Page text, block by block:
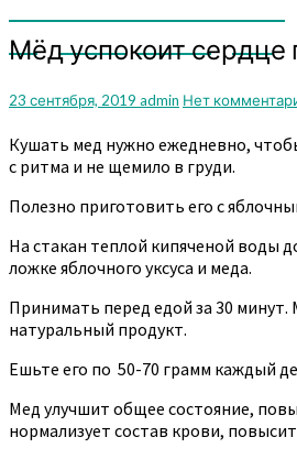
подсказку. Заходите
Мёд
успокоит
при
Мёд успокоит сердце
23 сентября, 2019 admin Комментарии
Нет
Кушать мед нужно ежедневно,
с ритма и не щемило в груди.
Полезно приготовить его с
На стакан теплой кипяченой воды
ложке яблочного уксуса и меда.
Принимать перед едой за 30 минут.
натуральный продукт.
Ешьте его по 50-70 грамм каждый
Мед улучшит общее состояние,
нормализует состав крови,